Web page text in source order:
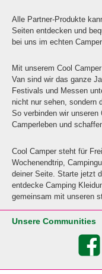
Alle Partner-Produkte
Seiten entdecken und
bei uns im echten
Mit unserem Cool
Van sind wir das ganze
Festivals und Messen
nicht nur sehen, sondern
So verbinden wir
Camperleben und
Cool Camper steht für
Wochenendtrip,
deiner Seite. Starte jetzt
entdecke Camping
gemeinsam mit unseren
Unsere Communities